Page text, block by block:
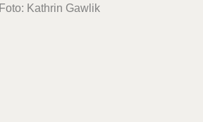
Foto: Kathrin Gawlik